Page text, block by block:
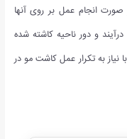
انجام عمل بر روی آنها
و دور ناحیه کاشته شده
به تکرار عمل کاشت مو در